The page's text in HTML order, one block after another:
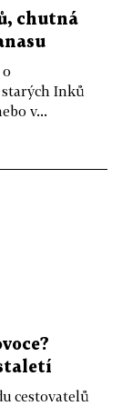
chutná
o
starých Inků
v...
cestovatelů